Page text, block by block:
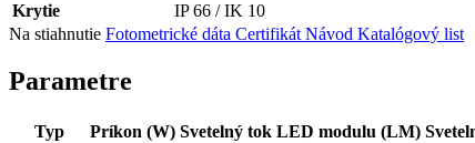
Krytie
IP 66 / IK 10
Na stiahnutie Fotometrické dáta Certifikát Návod Katalógový list
Parametre
Typ Príkon (W) Svetelný tok LED modulu (LM)